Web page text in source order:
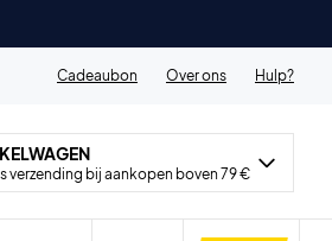
Cadeaubon Over ons Hulp?
verzending bij aankopen boven 79 €